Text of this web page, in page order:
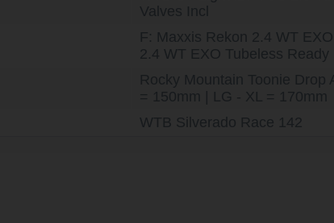
F: Maxxis Rekon 2.4 WT
2.4 WT EXO Tubeless Ready
WTB Silverado Race 142